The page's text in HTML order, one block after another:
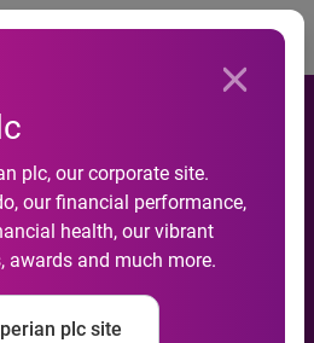
plc, our corporate site.
our financial performance,
health, our vibrant
awards and much more.
plc site
com cheques
e é a menor
revela Serasa